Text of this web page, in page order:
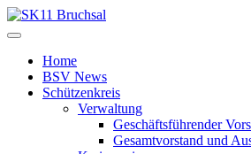
Home
BSV News
Schützenkreis
Verwaltung
Geschäftsführender
Gesamtvorstand und